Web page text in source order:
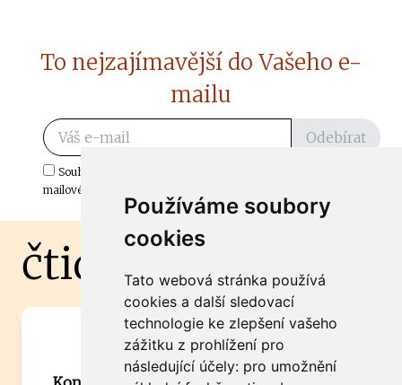
Používáme soubory
cookies
Tato webová stránka používá
cookies a další sledovací
technologie ke zlepšení vašeho
zážitku z prohlížení pro
následující účely: pro umožnění
To nejzajímavější do Vašeho e-
mailu
Odebírat
Souhlasím s odběrem důležitých zpráv ze ČtiDoma.cz do mé e-
mailové schránky.
čtidoma.cz
Máte zajímavou informaci? Chcete
spolupracovat?